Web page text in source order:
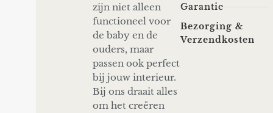
zijn niet alleen
functioneel voor
de baby en de
ouders, maar
passen ook perfect
bij jouw interieur.
Bij ons draait alles
om het creëren
Garantie
Bezorging &
Verzendkosten